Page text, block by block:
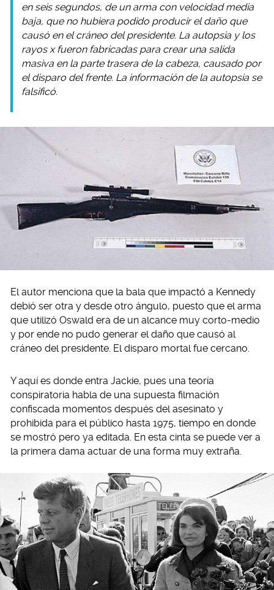
en seis segundos, de un arma con velocidad media
baja, que no hubiera podido producir el daño que
causó en el cráneo del presidente. La autopsia y los
rayos x fueron fabricadas para crear una salida
masiva en la parte trasera de la cabeza, causado por
el disparo del frente. La información de la autopsia se
falsificó.
El autor menciona que la bala que impactó a Kennedy
debió ser otra y desde otro ángulo, puesto que el arma
que utilizó Oswald era de un alcance muy corto-medio
y por ende no pudo generar el daño que causó al
cráneo del presidente. El disparo mortal fue cercano.
Y aquí es donde entra Jackie, pues una teoría
conspiratoria habla de una supuesta filmación
confiscada momentos después del asesinato y
prohibida para el público hasta 1975, tiempo en donde
se mostró pero ya editada. En esta cinta se puede ver a
la primera dama actuar de una forma muy extraña.